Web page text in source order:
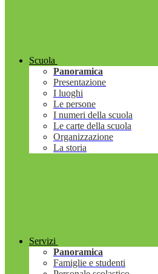
Scuola
Panoramica
Presentazione
I luoghi
Le persone
I numeri della scuola
Le carte della scuola
Organizzazione
La storia
Servizi
Panoramica
Famiglie e studenti